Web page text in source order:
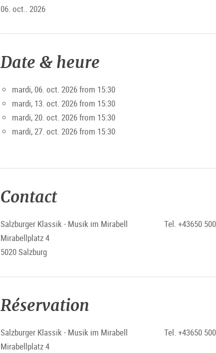
06. oct.. 2026
Date & heure
mardi, 06. oct. 2026 from 15:30
mardi, 13. oct. 2026 from 15:30
mardi, 20. oct. 2026 from 15:30
mardi, 27. oct. 2026 from 15:30
Contact
Salzburger Klassik - Musik im Mirabell
Mirabellplatz 4
5020 Salzburg
Tel. +43650
Réservation
Salzburger Klassik - Musik im Mirabell
Mirabellplatz 4
Tel. +43650